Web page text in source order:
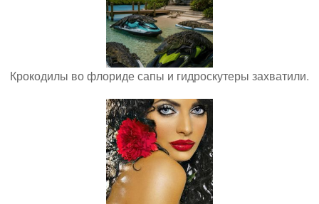
Крокодилы во флориде сапы и гидроскутеры захватили.